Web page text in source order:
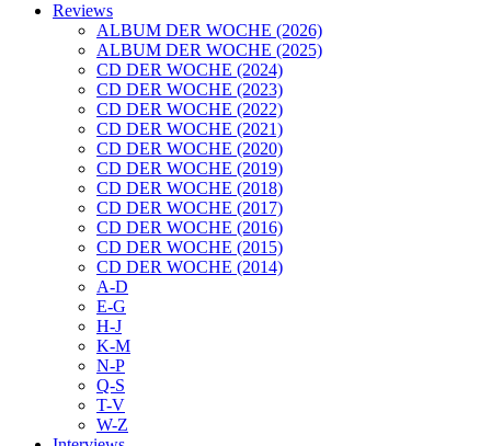
Reviews
ALBUM DER WOCHE (2026)
ALBUM DER WOCHE (2025)
CD DER WOCHE (2024)
CD DER WOCHE (2023)
CD DER WOCHE (2022)
CD DER WOCHE (2021)
CD DER WOCHE (2020)
CD DER WOCHE (2019)
CD DER WOCHE (2018)
CD DER WOCHE (2017)
CD DER WOCHE (2016)
CD DER WOCHE (2015)
CD DER WOCHE (2014)
A-D
E-G
H-J
K-M
N-P
Q-S
T-V
W-Z